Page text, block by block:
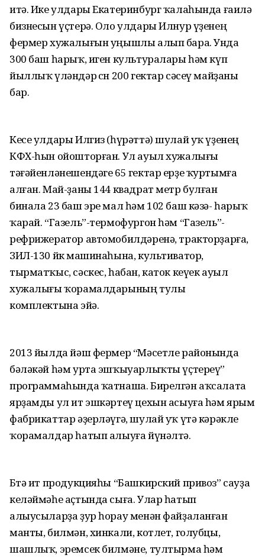
итә. Ике улдары Екатеринбург ҡалаһында ғаилә
бизнесын үҫтерә. Оло улдары Илнур үҙенең
фермер хужалығын уңышлы алып бара. Унда
300 баш һарыҡ, иген культуралары һәм күп
йыллыҡ үләндәр өсөн 200 гектар сәсеү майҙаны
бар.
Кесе улдары Илгиз (һүрәттә) шулай уҡ үҙенең
КФХ-һын ойошторған. Ул ауыл хужалығы
тәғәйенләнешендәге 65 гектар ерҙе ҡуртымға
алған. Май-ҙаны 144 квадрат метр булған
бинала 23 баш эре мал һәм 102 баш кәзә- һарыҡ
ҡарай. “Газель”-термофургон һәм “Газель”-
рефрижератор автомобилдәренә, тракторҙарға,
ЗИЛ-130 йөк машинаһына, культиватор,
тырматҡыс, сәскес, һабан, каток кеүек ауыл
хужалығы ҡорамалдарының тулы
комплектына эйә.
2013 йылда йәш фермер “Мәсетле районында
бәләкәй һәм урта эшҡыуарлыҡты үҫтереү”
программаһында ҡатнаша. Бирелгән аҡсалата
ярҙамды ул ит эшкәртеү цехын асыуға һәм ярым
фабрикаттар әҙерләүгә, шулай уҡ үтә кәрәкле
ҡорамалдар һатып алыуға йүнәлтә.
Бөтә ит продукцияһы “Башкирский привоз” сауҙа
келәймәһе аҫтында сыға. Улар һатып
алыусыларҙа ҙур һорау менән файҙаланған
манты, билмән, хинкали, котлет, голубцы,
шашлыҡ, эремсек билмәне, тултырма һәм